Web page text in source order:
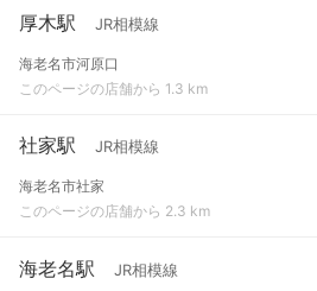
厚木駅 JR相模線
海老名市河原口
このページの店舗から 1.3 km
社家駅 JR相模線
海老名市社家
このページの店舗から 2.3 km
海老名駅 JR相模線